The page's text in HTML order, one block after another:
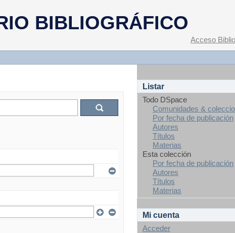
BIBLIOGRÁFICO
Acceso
Listar
Todo DSpace
Comunidades &
Por fecha de publicación
Autores
Títulos
Materias
Esta colección
Por fecha de publicación
Autores
Títulos
Materias
Mi cuenta
Acceder